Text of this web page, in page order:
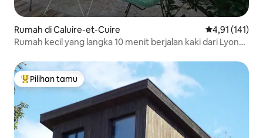
Rumah di Caluire-et-Cuire Nilai rata-rata
4,91 (141)
Rumah kecil yang langka 10 menit berjalan kaki dari Lyon
Pilihan tamu terpopuler
Pilihan tamu